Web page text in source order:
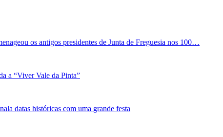
os antigos presidentes de Junta de Freguesia nos 100…
a “Viver Vale da Pinta”
datas históricas com uma grande festa